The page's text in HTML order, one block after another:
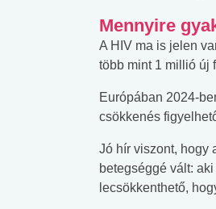
Mennyire
A HIV ma is jelen
több mint 1 millió új
Európában 2024-
csökkenés
Jó hír viszont, hogy
betegséggé vált:
lecsökkenthető,